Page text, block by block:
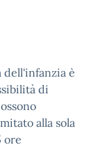
dell'infanzia è
di
alla sola
ore